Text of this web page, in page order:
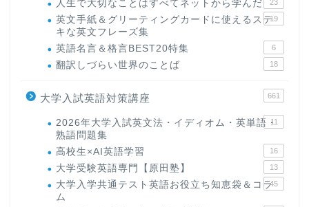
人生で大切なことはすべてネットから学んだ 23
英文手紙＆グリーティングカードに使えるステ
キな英文フレーズ集
19
英語名言＆格言BEST20特集 6
翻訳しづらい世界のことば 18
大学入試英語対策講座 661
2026年大学入試英文法・イディオム・英単語・
熟語問題集
11
高校生×AI英語学習 16
大学受験英語専門【原田塾】 13
大学入学共通テスト英語お役立ち知恵袋＆コラ
ム
45